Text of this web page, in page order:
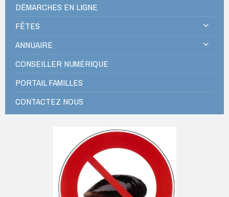
DÉMARCHES EN LIGNE
FÊTES
ANNUAIRE
CONSEILLER NUMÉRIQUE
PORTAIL FAMILLES
CONTACTEZ NOUS